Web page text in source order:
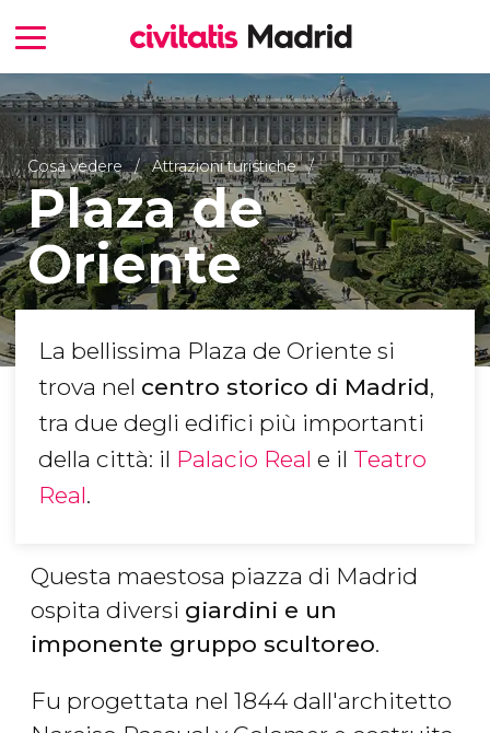
Cosa vedere Attrazioni turistiche
Plaza de
Oriente
La bellissima Plaza de Oriente si
trova nel centro storico di Madrid,
tra due degli edifici più importanti
della città: il Palacio Real e il Teatro
Real.
Questa maestosa piazza di Madrid
ospita diversi giardini e un
imponente gruppo scultoreo.
Fu progettata nel 1844 dall'architetto